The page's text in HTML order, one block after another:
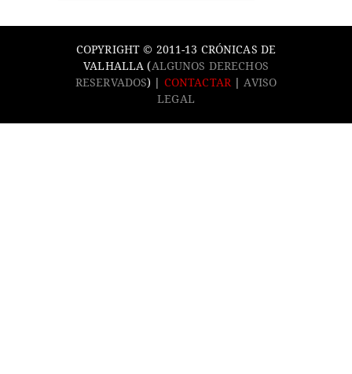
COPYRIGHT © 2011-13 CRÓNICAS DE
VALHALLA (ALGUNOS DERECHOS
RESERVADOS) | CONTACTAR
AVISO
LEGAL